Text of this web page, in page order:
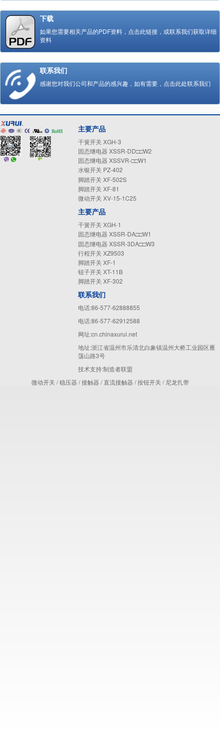
下载
如果您需要相关产品的PDF资料，点击此链接，或联系我们获取详细
资料
联系我们
感谢您对我们公司和产品的感兴趣，如有需要，点击此处联系我们
主要产品
干簧开关 XGH-3
固态继电器 XSSR-DD□□W2
固态继电器 XSSVR-□□W1
水银开关 PZ-402
脚踏开关 XF-502S
脚踏开关 XF-81
微动开关 XV-15-1C25
主要产品
干簧开关 XGH-1
固态继电器 XSSR-DA□□W1
固态继电器 XSSR-3DA□□W3
行程开关 XZ9503
脚踏开关 XF-1
钮子开关 XT-11B
脚踏开关 XF-302
联系我们
电话:86-577-62888855
电话:86-577-62912588
网址:cn.chinaxurui.net
地址:浙江省温州市乐清北白象镇温州大桥工业园区雁
荡山路3号
技术支持:制造者联盟
微动开关 /稳压器 /接触器 /直流接触器 /按钮开关 /尼龙扎带